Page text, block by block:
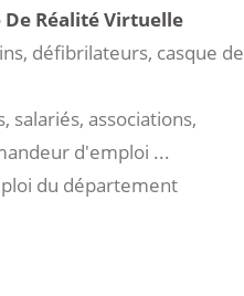
De Réalité Virtuelle
défibrilateurs, casque de
salariés, associations,
d'emploi ...
du département